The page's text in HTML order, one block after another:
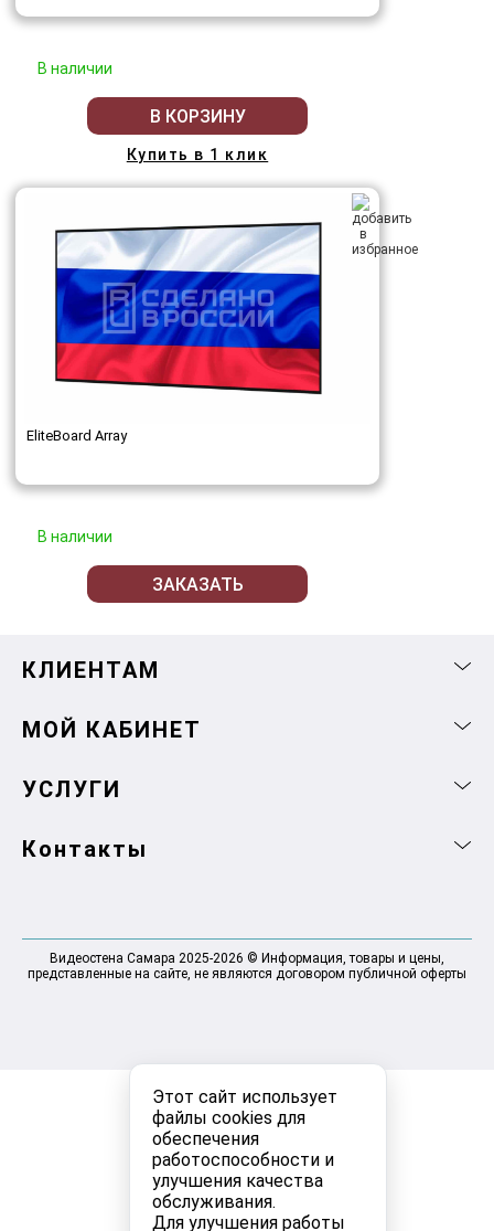
Этот сайт использует
файлы cookies для
обеспечения
работоспособности и
улучшения качества
обслуживания.
Для улучшения работы
В наличии
В КОРЗИНУ
Купить в 1 клик
EliteBoard Array
В наличии
ЗАКАЗАТЬ
КЛИЕНТАМ
МОЙ КАБИНЕТ
УСЛУГИ
Контакты
Видеостена Самара 2025-2026 © Информация, товары и цены,
представленные на сайте, не являются договором публичной оферты